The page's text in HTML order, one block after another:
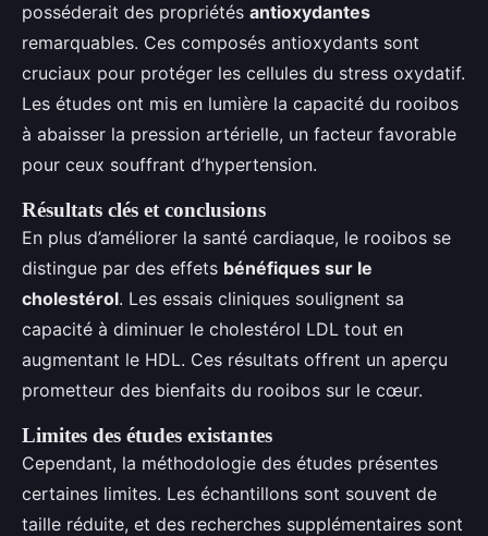
posséderait des propriétés antioxydantes
remarquables. Ces composés antioxydants sont
cruciaux pour protéger les cellules du stress oxydatif.
Les études ont mis en lumière la capacité du rooibos
à abaisser la pression artérielle, un facteur favorable
pour ceux souffrant d’hypertension.
Résultats clés et conclusions
En plus d’améliorer la santé cardiaque, le rooibos se
distingue par des effets bénéfiques sur le
cholestérol. Les essais cliniques soulignent sa
capacité à diminuer le cholestérol LDL tout en
augmentant le HDL. Ces résultats offrent un aperçu
prometteur des bienfaits du rooibos sur le cœur.
Limites des études existantes
Cependant, la méthodologie des études présentes
certaines limites. Les échantillons sont souvent de
taille réduite, et des recherches supplémentaires sont